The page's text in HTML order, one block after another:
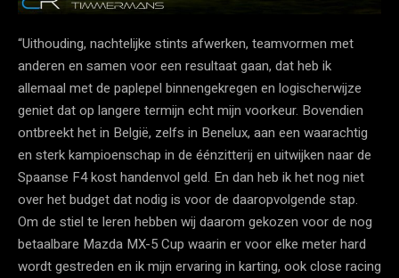
“Uithouding, nachtelijke stints afwerken, teamvormen met
anderen en samen voor een resultaat gaan, dat heb ik
allemaal met de paplepel binnengekregen en logischerwijze
geniet dat op langere termijn echt mijn voorkeur. Bovendien
ontbreekt het in België, zelfs in Benelux, aan een waarachtig
en sterk kampioenschap in de éénzitterij en uitwijken naar de
Spaanse F4 kost handenvol geld. En dan heb ik het nog niet
over het budget dat nodig is voor de daaropvolgende stap.
Om de stiel te leren hebben wij daarom gekozen voor de nog
betaalbare Mazda MX-5 Cup waarin er voor elke meter hard
wordt gestreden en ik mijn ervaring in karting, ook close racing